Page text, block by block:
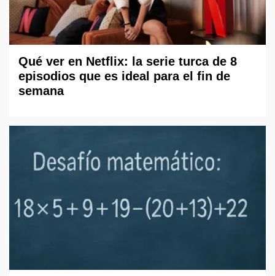
Qué ver en Netflix: la serie turca de 8
episodios que es ideal para el fin de
semana